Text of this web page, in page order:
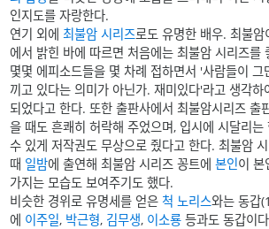
인지도를 자랑한다.
연기 외에최불암 시리즈로도 유명한 배우. 최불
에서 밝힌 바에 따르면 처음에는 최불암 시리즈를
몇몇 에피소드들을 몇 차례 접하면서 '사람들이 그
끼고 있다는 의미가 아닌가. 재미있다'라고 생각하
되었다고 한다. 또한 출판사에서 최불암시리즈 출
을 때도 흔쾌히 허락해 주었으며, 입시에 시달리는
수 있게 저작권도 무상으로 줬다고 한다. 최불암
때 일밤에 출연해 최불암 시리즈 꽁트에본인이 본
가지는 모습도 보여주기도 했다.
비슷한 경위로 유명세를 얻은 척 노리스와는 동갑
에 이주일, 박근형, 김무생, 이소룡 등과도 동갑이